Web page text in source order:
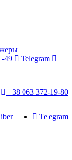
49
Telegram
+38 063 372-19-80
Telegram